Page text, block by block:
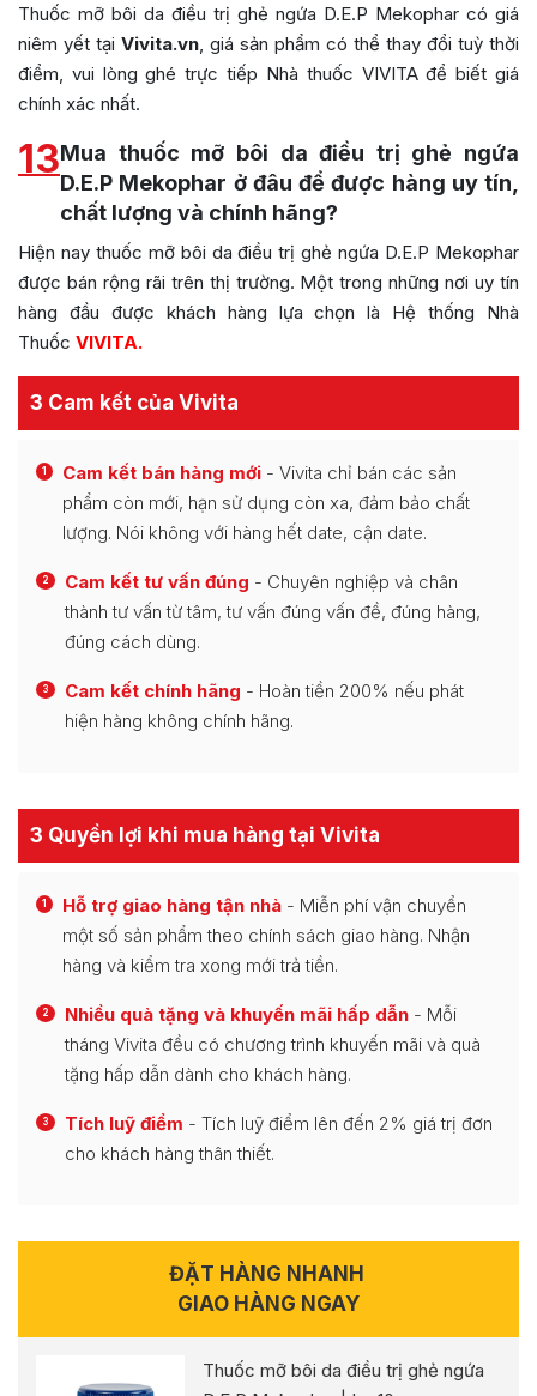
Thuốc mỡ bôi da điều trị ghẻ ngứa D.E.P Mekophar có giá
niêm yết tại Vivita.vn , giá sản phẩm có thể thay đổi tuỳ thời
điểm, vui lòng ghé trực tiếp Nhà thuốc VIVITA để biết giá
chính xác nhất.
13Mua thuốc mỡ bôi da điều trị ghẻ ngứa
D.E.P Mekophar ở đâu để được hàng uy tín,
chất lượng và chính hãng?
Hiện nay thuốc mỡ bôi da điều trị ghẻ ngứa D.E.P Mekophar
được bán rộng rãi trên thị trường. Một trong những nơi uy tín
hàng đầu được khách hàng lựa chọn là Hệ thống Nhà
Thuốc VIVITA.
3 Cam kết của Vivita
1 Cam kết bán hàng mới - Vivita chỉ bán các sản
phẩm còn mới, hạn sử dụng còn xa, đảm bảo chất
lượng. Nói không với hàng hết date, cận date.
2 Cam kết tư vấn đúng - Chuyên nghiệp và chân
thành tư vấn từ tâm, tư vấn đúng vấn đề, đúng hàng,
đúng cách dùng.
3 Cam kết chính hãng - Hoàn tiền 200% nếu phát
hiện hàng không chính hãng.
3 Quyền lợi khi mua hàng tại Vivita
1 Hỗ trợ giao hàng tận nhà - Miễn phí vận chuyển
một số sản phẩm theo chính sách giao hàng. Nhận
hàng và kiểm tra xong mới trả tiền.
2 Nhiều quà tặng và khuyến mãi hấp dẫn - Mỗi
tháng Vivita đều có chương trình khuyến mãi và quà
tặng hấp dẫn dành cho khách hàng.
3 Tích luỹ điểm - Tích luỹ điểm lên đến 2% giá trị đơn
cho khách hàng thân thiết.
ĐẶT HÀNG NHANH
GIAO HÀNG NGAY
Thuốc mỡ bôi da điều trị ghẻ ngứa